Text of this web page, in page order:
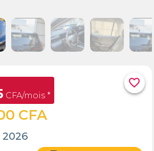
favorite_border
CFA/mois *
CFA
2026